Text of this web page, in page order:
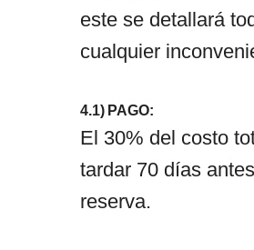
este se detallará
cualquier
4.1) PAGO:
El 30% del costo
tardar 70 días
reserva.